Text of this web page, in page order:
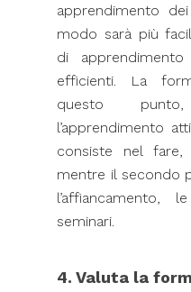
apprendimento
modo sarà più
di
efficienti. La
questo
l’apprendimento
consiste nel fare,
mentre il secondo
seminari.
4. Valuta la